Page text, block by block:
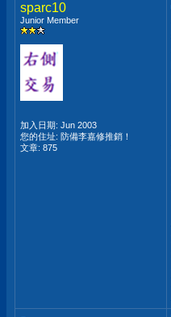
sparc10
Junior Member
加入日期: Jun 2003
您的住址: 防備李嘉修推銷！
文章: 875